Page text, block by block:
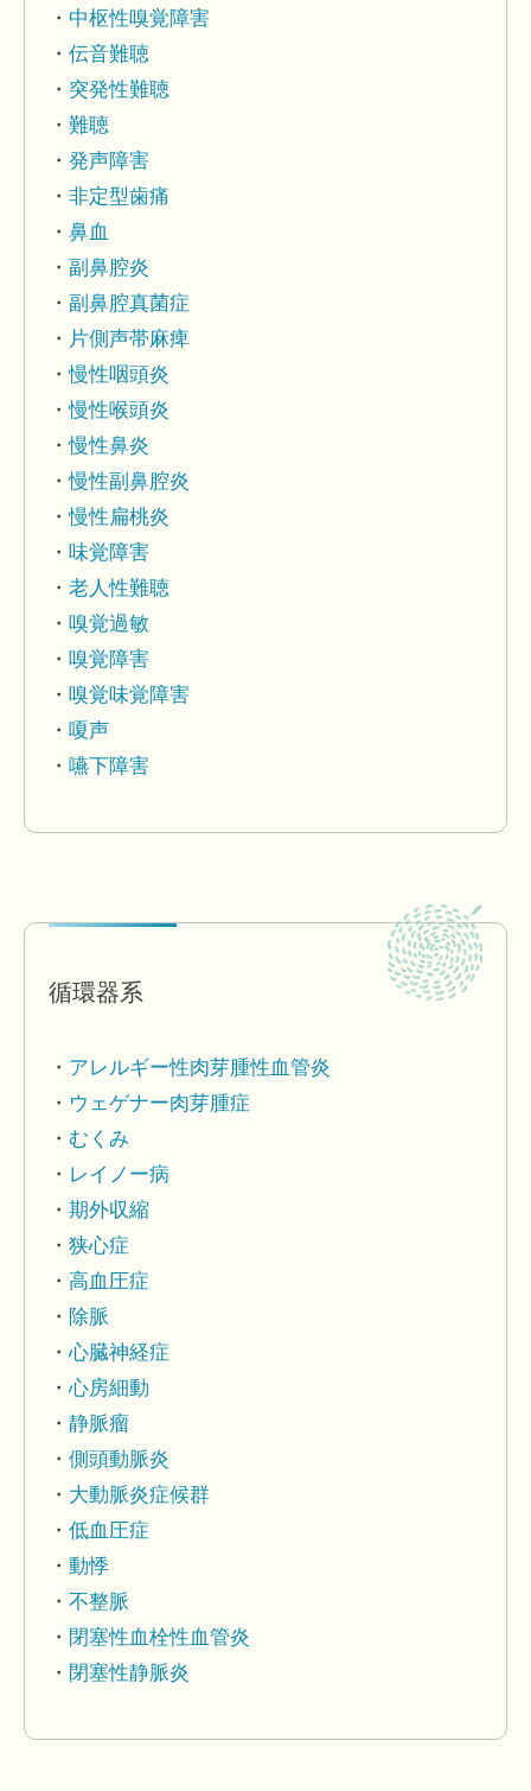
中枢性嗅覚障害
伝音難聴
突発性難聴
難聴
発声障害
非定型歯痛
鼻血
副鼻腔炎
副鼻腔真菌症
片側声帯麻痺
慢性咽頭炎
慢性喉頭炎
慢性鼻炎
慢性副鼻腔炎
慢性扁桃炎
味覚障害
老人性難聴
嗅覚過敏
嗅覚障害
嗅覚味覚障害
嗄声
嚥下障害
循環器系
アレルギー性肉芽腫性血管炎
ウェゲナー肉芽腫症
むくみ
レイノー病
期外収縮
狭心症
高血圧症
除脈
心臓神経症
心房細動
静脈瘤
側頭動脈炎
大動脈炎症候群
低血圧症
動悸
不整脈
閉塞性血栓性血管炎
閉塞性静脈炎